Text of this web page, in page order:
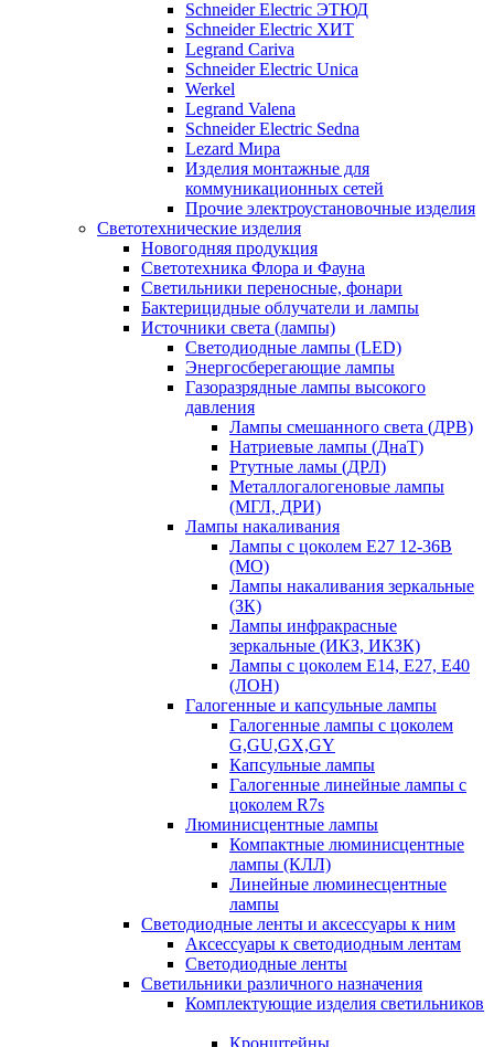
Schneider Electric ЭТЮД
Schneider Electric ХИТ
Legrand Cariva
Schneider Electric Unica
Werkel
Legrand Valena
Schneider Electric Sedna
Lezard Мира
Изделия монтажные для
коммуникационных сетей
Прочие электроустановочные изделия
Светотехнические изделия
Новогодняя продукция
Светотехника Флора и Фауна
Светильники переносные, фонари
Бактерицидные облучатели и лампы
Источники света (лампы)
Светодиодные лампы (LED)
Энергосберегающие лампы
Газоразрядные лампы высокого
давления
Лампы смешанного света (ДРВ)
Натриевые лампы (ДнаТ)
Ртутные ламы (ДРЛ)
Металлогалогеновые лампы
(МГЛ, ДРИ)
Лампы накаливания
Лампы с цоколем Е27 12-36В
(МО)
Лампы накаливания зеркальные
(ЗК)
Лампы инфракрасные
зеркальные (ИКЗ, ИКЗК)
Лампы с цоколем Е14, Е27, Е40
(ЛОН)
Галогенные и капсульные лампы
Галогенные лампы с цоколем
G,GU,GX,GY
Капсульные лампы
Галогенные линейные лампы с
цоколем R7s
Люминисцентные лампы
Компактные люминисцентные
лампы (КЛЛ)
Линейные люминесцентные
лампы
Светодиодные ленты и аксессуары к ним
Аксессуары к светодиодным лентам
Светодиодные ленты
Светильники различного назначения
Комплектующие изделия светильников
Кронштейны